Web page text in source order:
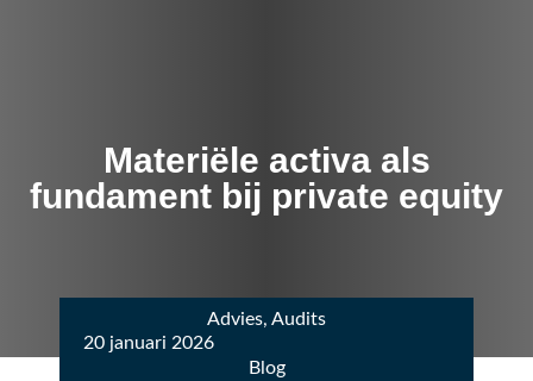
Materiële activa als
fundament bij private equity
Advies, Audits
20 januari 2026
Blog